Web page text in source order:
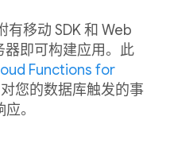
移动 SDK 和 Web
器即可构建应用。此
Functions for
您的数据库触发的事
。